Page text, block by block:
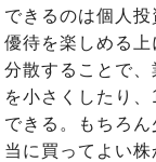
できるのは個人
優待を楽しめる
分散することで
を小さくしたり
できる。もちろ
当に買ってよい株